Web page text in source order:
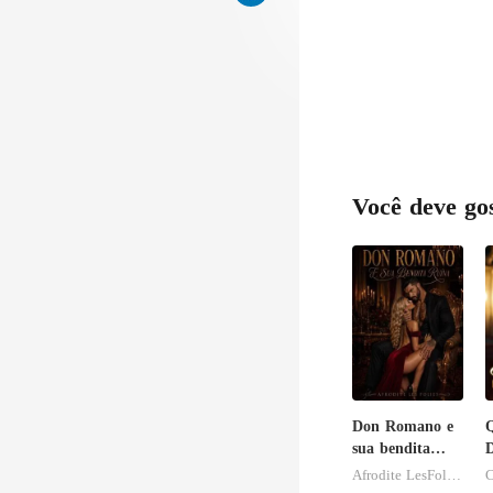
Você deve
Don Romano e
sua bendita
ruína